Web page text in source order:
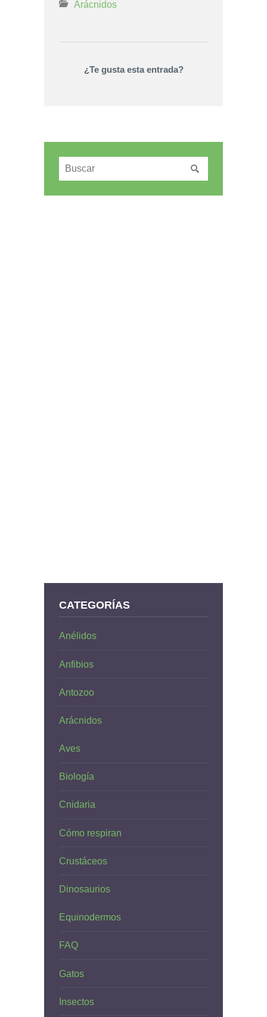
Arácnidos
¿Te gusta esta entrada?
CATEGORÍAS
Anélidos
Anfibios
Antozoo
Arácnidos
Aves
Biología
Cnidaria
Cómo respiran
Crustáceos
Dinosaurios
Equinodermos
FAQ
Gatos
Insectos